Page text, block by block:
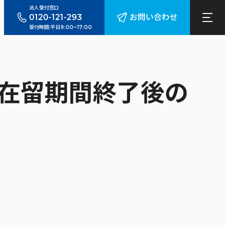
法人受付窓口
0120-121-293
受付時間:平日9:00~17:00
お問い合わせ
留期間終了後の